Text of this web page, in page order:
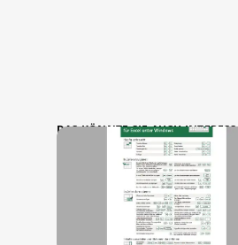
DAS KÖNNTE SIE AUCH